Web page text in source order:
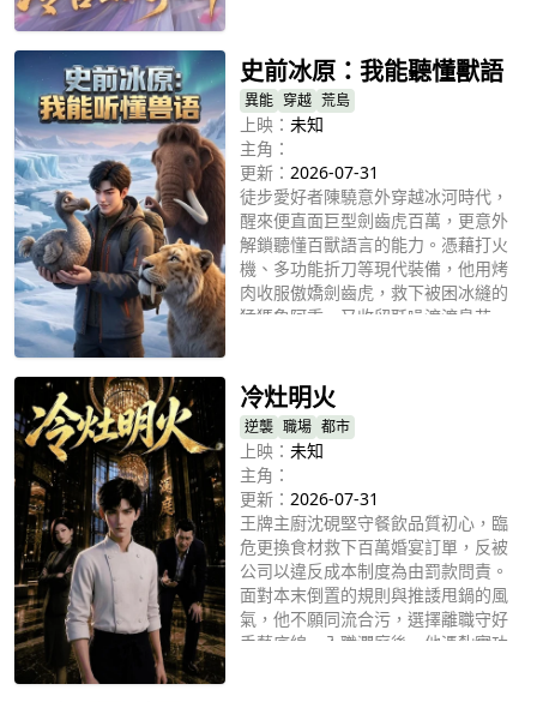
心，攜親友與老狗，安穩執掌山河。
史前冰原：我能聽懂獸語
異能 穿越 荒島
上映： 未知
主角：
更新： 2026-07-31
徒步愛好者陳驍意外穿越冰河時代，
醒來便直面巨型劍齒虎百萬，更意外
解鎖聽懂百獸語言的能力。憑藉打火
機、多功能折刀等現代裝備，他用烤
肉收服傲嬌劍齒虎，救下被困冰縫的
猛獁象阿重，又收留聒噪渡渡鳥花
人類原始部落前行，在萬古寒原書寫
跨物種的温暖羈絆。
冷灶明火
逆襲 職場 都市
上映： 未知
主角：
更新： 2026-07-31
王牌主廚沈硯堅守餐飲品質初心，臨
危更換食材救下百萬婚宴訂單，反被
公司以違反成本制度為由罰款問責。
面對本末倒置的規則與推諉甩鍋的風
氣，他不願同流合污，選擇離職守好
手藝底線。入職瀾庭後，他憑紮實功